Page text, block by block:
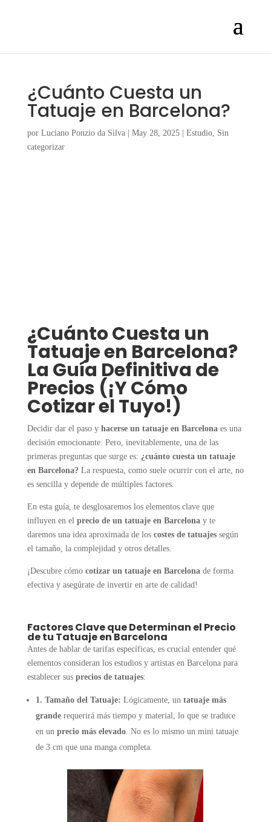
¿Cuánto Cuesta un
Tatuaje en Barcelona?
por Luciano Ponzio da Silva| May 28, 2025| Estudio, Sin
categorizar
¿Cuánto Cuesta un
Tatuaje en Barcelona?
La Guía Definitiva de
Precios (¡Y Cómo
Cotizar el Tuyo!)
Decidir dar el paso y hacerse un tatuaje en Barcelona es una
decisión emocionante. Pero, inevitablemente, una de las
primeras preguntas que surge es: ¿cuánto cuesta un tatuaje
en Barcelona? La respuesta, como suele ocurrir con el arte, no
es sencilla y depende de múltiples factores.
En esta guía, te desglosaremos los elementos clave que
influyen en el precio de un tatuaje en Barcelona y te
daremos una idea aproximada de los costes de tatuajessegún
el tamaño, la complejidad y otros detalles.
¡Descubre cómo cotizar un tatuaje en Barcelona de forma
efectiva y asegúrate de invertir en arte de calidad!
Factores Clave que Determinan el Precio
de tu Tatuaje en Barcelona
Antes de hablar de tarifas específicas, es crucial entender qué
elementos consideran los estudios y artistas en Barcelona para
establecer sus precios de tatuajes:
1. Tamaño del Tatuaje: Lógicamente, un tatuaje más
granderequerirá más tiempo y material, lo que se traduce
en un precio más elevado. No es lo mismo un mini tatuaje
de 3 cm que una manga completa.